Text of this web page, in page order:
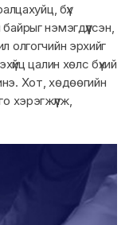
бүх
нэмэгдүүлсэн,
олгогчийн эрхийг
цалин хөлс бүхий
Хот, хөдөөгийн
хэрэгжүүлж,